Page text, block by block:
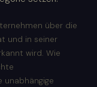
über die
und in seiner
wird. Wie
unabhängige